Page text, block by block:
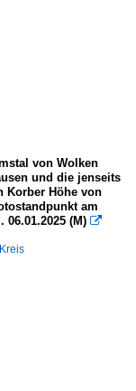
Tirschenreuth
(Stuttgart)
von Wolken
und die jenseits
Korber Höhe von
am
(M) 